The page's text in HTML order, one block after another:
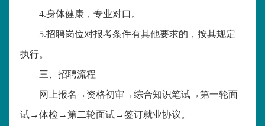
4.身体健康，专业对口。
5.招聘岗位对报考条件有其他要求的，按其规定
执行。
三、招聘流程
网上报名→资格初审→综合知识笔试→第一轮面
试→体检→第二轮面试→签订就业协议。